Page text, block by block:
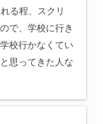
る程、スクリ
で、学校に行き
校行かなくてい
思ってきた人な